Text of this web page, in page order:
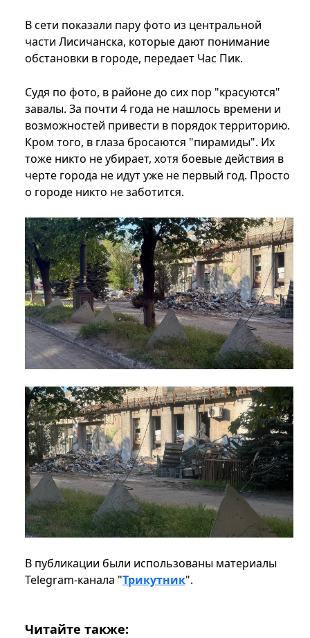
В сети показали пару фото из центральной
части Лисичанска, которые дают понимание
обстановки в городе, передает Час Пик.
Судя по фото, в районе до сих пор "красуются"
завалы. За почти 4 года не нашлось времени и
возможностей привести в порядок территорию.
Кром того, в глаза бросаются "пирамиды". Их
тоже никто не убирает, хотя боевые действия в
черте города не идут уже не первый год. Просто
о городе никто не заботится.
В публикации были использованы материалы
Telegram-канала "Трикутник".
Читайте также: